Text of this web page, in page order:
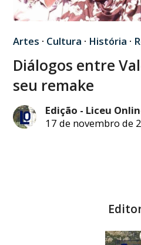
Artes · Cultura · História ·
Diálogos entre
seu remake
Edição - Liceu
17 de novembro de